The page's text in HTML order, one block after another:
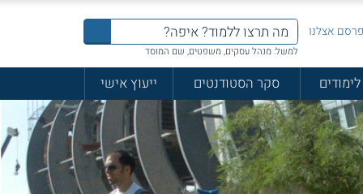
פרסם אצלנו
למשל: מנהל עסקים, משפטים, שם המוסד
סקר הסטודנטים
ייעוץ אישי